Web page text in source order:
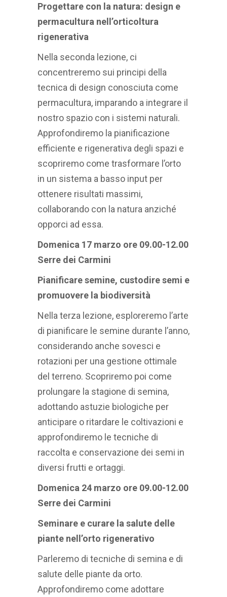
Progettare con la natura: design e
permacultura nell’orticoltura
rigenerativa
Nella seconda lezione, ci
concentreremo sui principi della
tecnica di design conosciuta come
permacultura, imparando a integrare il
nostro spazio con i sistemi naturali.
Approfondiremo la pianificazione
efficiente e rigenerativa degli spazi e
scopriremo come trasformare l’orto
in un sistema a basso input per
ottenere risultati massimi,
collaborando con la natura anziché
opporci ad essa.
Domenica 17 marzo ore 09.00-12.00
Serre dei Carmini
Pianificare semine, custodire semi e
promuovere la biodiversità
Nella terza lezione, esploreremo l’arte
di pianificare le semine durante l’anno,
considerando anche sovesci e
rotazioni per una gestione ottimale
del terreno. Scopriremo poi come
prolungare la stagione di semina,
adottando astuzie biologiche per
anticipare o ritardare le coltivazioni e
approfondiremo le tecniche di
raccolta e conservazione dei semi in
diversi frutti e ortaggi.
Domenica 24 marzo ore 09.00-12.00
Serre dei Carmini
Seminare e curare la salute delle
piante nell’orto rigenerativo
Parleremo di tecniche di semina e di
salute delle piante da orto.
Approfondiremo come adottare